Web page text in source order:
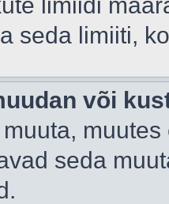
seda limiiti,
või
seda